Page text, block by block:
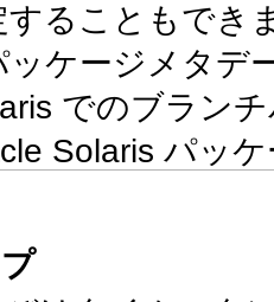
することもでき
ッケージメタデ
でのブラン
Solaris パッ